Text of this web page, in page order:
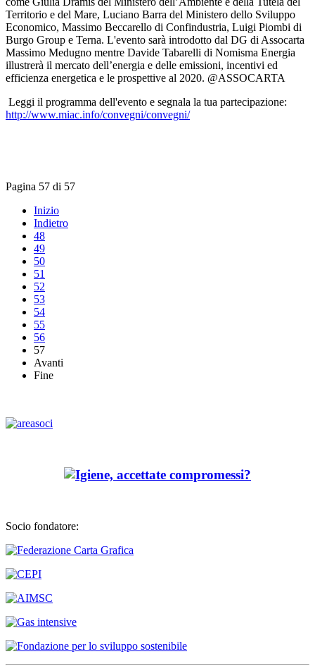
Territorio e del Mare, Luciano Barra del Ministero dello Sviluppo
Economico, Massimo Beccarello di Confindustria, Luigi Piombi di
Burgo Group e Terna. L'evento sarà introdotto dal DG di Assocarta
Massimo Medugno mentre Davide Tabarelli di Nomisma Energia
illustrerà il mercato dell’energia e delle emissioni, incentivi ed
efficienza energetica e le prospettive al 2020. @ASSOCARTA
Leggi il programma dell'evento e segnala la tua partecipazione:
http://www.miac.info/convegni/convegni/
Pagina 57 di 57
Inizio
Indietro
48
49
50
51
52
53
54
55
56
57
Avanti
Fine
Socio fondatore: